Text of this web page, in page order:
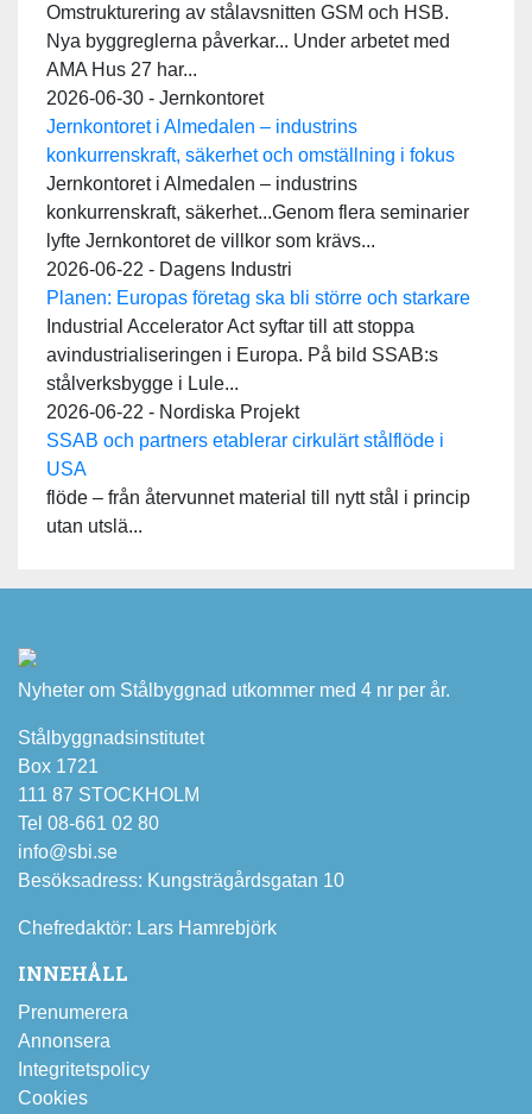
Omstrukturering av stålavsnitten GSM och HSB.
Nya byggreglerna påverkar... Under arbetet med
AMA Hus 27 har...
2026-06-30 - Jernkontoret
Jernkontoret i Almedalen – industrins
konkurrenskraft, säkerhet och omställning i fokus
Jernkontoret i Almedalen – industrins
konkurrenskraft, säkerhet...Genom flera seminarier
lyfte Jernkontoret de villkor som krävs...
2026-06-22 - Dagens Industri
Planen: Europas företag ska bli större och starkare
Industrial Accelerator Act syftar till att stoppa
avindustrialiseringen i Europa. På bild SSAB:s
stålverksbygge i Lule...
2026-06-22 - Nordiska Projekt
SSAB och partners etablerar cirkulärt stålflöde i
USA
flöde – från återvunnet material till nytt stål i princip
utan utslä...
Nyheter om Stålbyggnad utkommer med 4 nr per år.
Stålbyggnadsinstitutet
Box 1721
111 87 STOCKHOLM
Tel 08-661 02 80
info@sbi.se
Besöksadress: Kungsträgårdsgatan 10
Chefredaktör: Lars Hamrebjörk
INNEHÅLL
Prenumerera
Annonsera
Integritetspolicy
Cookies